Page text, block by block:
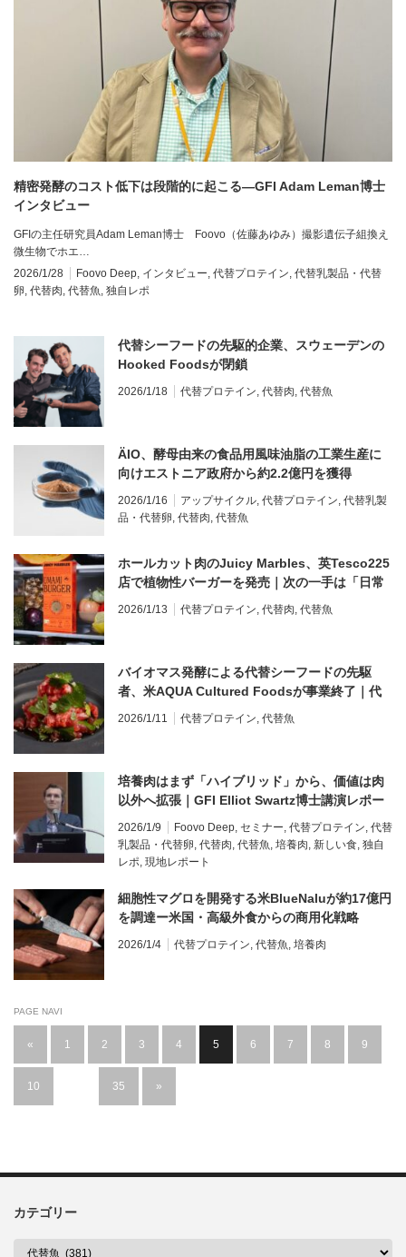
精密発酵のコスト低下は段階的に起こる—GFI Adam Leman博士
インタビュー
GFIの主任研究員Adam Leman博士 Foovo（佐藤あゆみ）撮影遺伝子組換え
微生物でホエ…
2026/1/28
Foovo Deep, インタビュー, 代替プロテイン, 代替乳製品・代替
卵, 代替肉, 代替魚, 独自レポ
代替シーフードの先駆的企業、スウェーデンの
Hooked Foodsが閉鎖
2026/1/18 代替プロテイン, 代替肉, 代替魚
ÄIO、酵母由来の食品用風味油脂の工業生産に
向けエストニア政府から約2.2億円を獲得
2026/1/16 アップサイクル, 代替プロテイン, 代替乳製
品・代替卵, 代替肉, 代替魚
ホールカット肉のJuicy Marbles、英Tesco225
店で植物性バーガーを発売｜次の一手は「日常
用途」バーガー
2026/1/13 代替プロテイン, 代替肉, 代替魚
バイオマス発酵による代替シーフードの先駆
者、米AQUA Cultured Foodsが事業終了｜代
替シーフードの「空白市場」に挑んだ5年間
2026/1/11 代替プロテイン, 代替魚
培養肉はまず「ハイブリッド」から、価値は肉
以外へ拡張｜GFI Elliot Swartz博士講演レポー
2026/1/9 Foovo Deep, セミナー, 代替プロテイン, 代替
乳製品・代替卵, 代替肉, 代替魚, 培養肉, 新しい食, 独自
レポ, 現地レポート
細胞性マグロを開発する米BlueNaluが約17億円
を調達ー米国・高級外食からの商用化戦略
2026/1/4 代替プロテイン, 代替魚, 培養肉
PAGE NAVI
« 1 2 3 4 5 6 7 8 9
10 35 »
カテゴリー